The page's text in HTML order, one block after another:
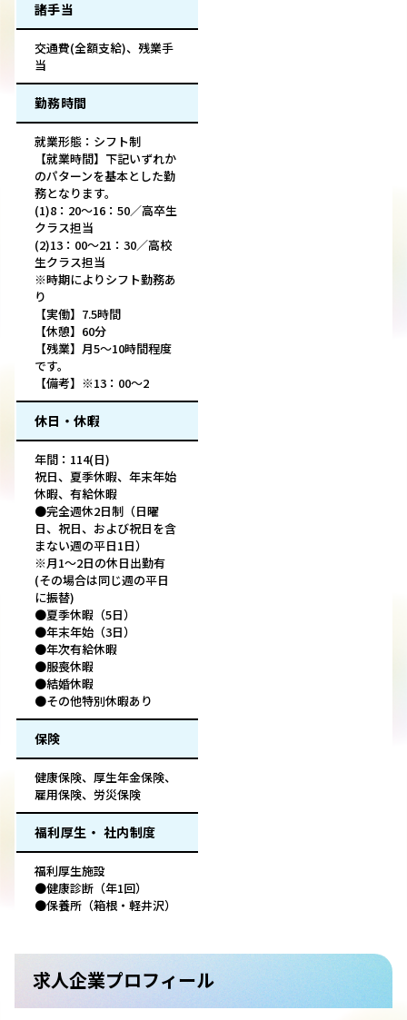
諸手当
交通費(全額支給)、残業手
当
勤務時間
就業形態：シフト制
【就業時間】下記いずれか
のパターンを基本とした勤
務となります。
(1)8：20～16：50／高卒生
クラス担当
(2)13：00～21：30／高校
生クラス担当
※時期によりシフト勤務あ
り
【実働】7.5時間
【休憩】60分
【残業】月5～10時間程度
です。
【備考】※13：00～2
休日・休暇
年間：114(日)
祝日、夏季休暇、年末年始
休暇、有給休暇
●完全週休2日制（日曜
日、祝日、および祝日を含
まない週の平日1日）
※月1～2日の休日出勤有
(その場合は同じ週の平日
に振替)
●夏季休暇（5日）
●年末年始（3日）
●年次有給休暇
●服喪休暇
●結婚休暇
●その他特別休暇あり
保険
健康保険、厚生年金保険、
雇用保険、労災保険
福利厚生・ 社内制度
福利厚生施設
●健康診断（年1回）
●保養所（箱根・軽井沢）
求人企業プロフィール